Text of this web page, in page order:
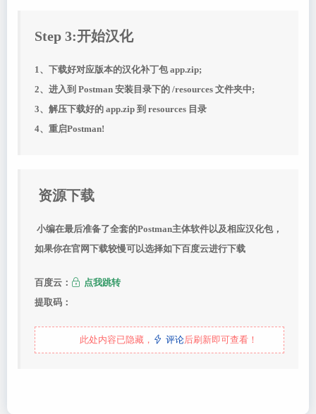
Step 3:开始汉化
1、下载好对应版本的汉化补丁包 app.zip;
2、进入到 Postman 安装目录下的 /resources 文件夹中;
3、解压下载好的 app.zip 到 resources 目录
4、重启Postman!
资源下载
小编在最后准备了全套的Postman主体软件以及相应汉化包，
如果你在官网下载较慢可以选择如下百度云进行下载
百度云：
点我跳转
提取码：
此处内容已隐藏， 评论后刷新即可查看！